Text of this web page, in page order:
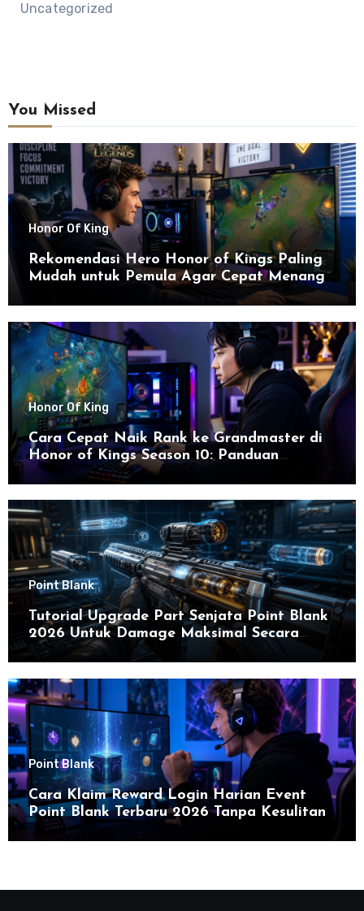
Uncategorized
You Missed
Honor Of King
Rekomendasi Hero Honor of Kings Paling
Mudah untuk Pemula Agar Cepat Menang
Honor Of King
Cara Cepat Naik Rank ke Grandmaster di
Honor of Kings Season 10: Panduan
Lengkap dan Strategi Terbaru untuk Sukses
di 2026
Point Blank
Tutorial Upgrade Part Senjata Point Blank
2026 Untuk Damage Maksimal Secara
Efektif
Point Blank
Cara Klaim Reward Login Harian Event
Point Blank Terbaru 2026 Tanpa Kesulitan